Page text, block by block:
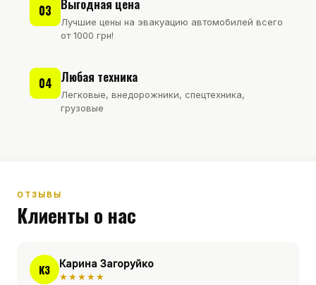
03 Выгодная цена
Лучшие цены на эвакуацию автомобилей всего
от 1000 грн!
04 Любая техника
Легковые, внедорожники, спецтехника,
грузовые
ОТЗЫВЫ
Клиенты о нас
КЗ Карина Загоруйко
★★★★★